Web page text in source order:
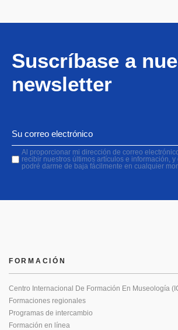
Suscríbase a
newsletter
Al proporcionar mi dirección de correo
recibir nuestros últimos artículos e información, y
podré darme de baja fácilmente en cualquier
FORMACIÓN
Centro Internacional De Formación En Museología
Formaciones regionales
Programas de intercambio
Formación en línea